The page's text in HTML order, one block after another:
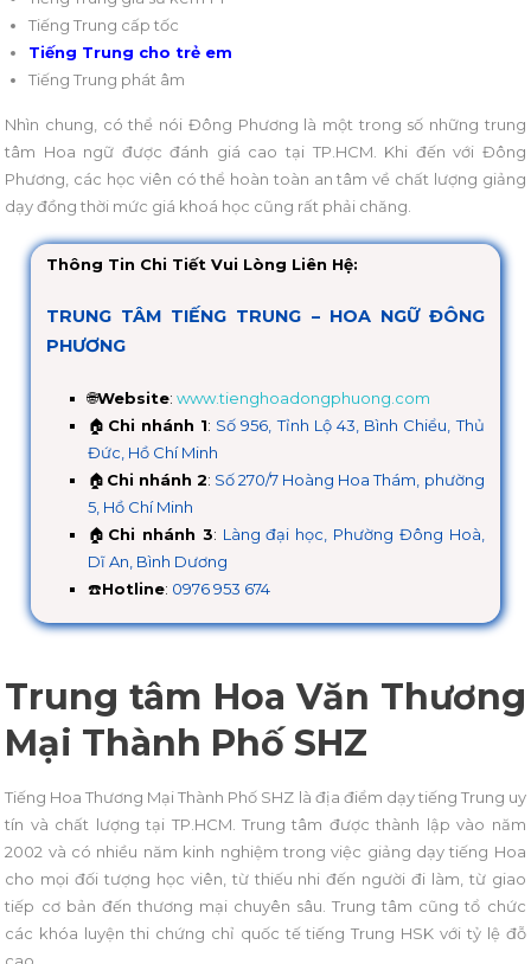
Tiếng Trung cấp tốc
Tiếng Trung cho trẻ em
Tiếng Trung phát âm
Nhìn chung, có thể nói Đông Phương là một trong số những trung
tâm Hoa ngữ được đánh giá cao tại TP.HCM. Khi đến với Đông
Phương, các học viên có thể hoàn toàn an tâm về chất lượng giảng
dạy đồng thời mức giá khoá học cũng rất phải chăng.
Thông Tin Chi Tiết Vui Lòng Liên Hệ:
TRUNG TÂM TIẾNG TRUNG – HOA NGỮ ĐÔNG
PHƯƠNG
🌐Website:www.tienghoadongphuong.com
🏠 Chi nhánh 1: Số 956, Tỉnh Lộ 43, Bình Chiểu, Thủ
Đức, Hồ Chí Minh
🏠 Chi nhánh 2: Số 270/7 Hoàng Hoa Thám, phường
5, Hồ Chí Minh
🏠 Chi nhánh 3: Làng đại học, Phường Đông Hoà,
Dĩ An, Bình Dương
☎️Hotline: 0976 953 674
Trung tâm Hoa Văn Thương
Mại Thành Phố SHZ
Tiếng Hoa Thương Mại Thành Phố SHZ là địa điểm dạy tiếng Trung uy
tín và chất lượng tại TP.HCM. Trung tâm được thành lập vào năm
2002 và có nhiều năm kinh nghiệm trong việc giảng dạy tiếng Hoa
cho mọi đối tượng học viên, từ thiếu nhi đến người đi làm, từ giao
tiếp cơ bản đến thương mại chuyên sâu. Trung tâm cũng tổ chức
các khóa luyện thi chứng chỉ quốc tế tiếng Trung HSK với tỷ lệ đỗ
cao.